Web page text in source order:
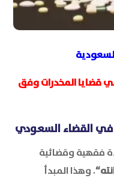
قضايا المخدرات وفق
فقهية وقضائية
. وهذا المبدأ